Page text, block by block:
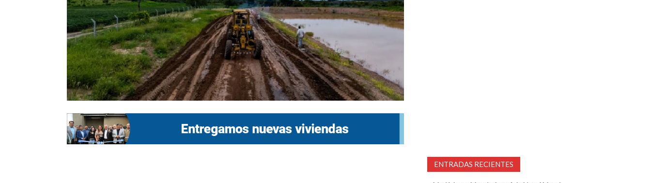
ENTRADAS RECIENTES